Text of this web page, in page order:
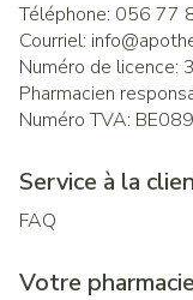
Téléphone: 056 77
Courriel: info@
Numéro de licence:
Pharmacien
Numéro TVA:
Service à la
FAQ
Votre pharmacie